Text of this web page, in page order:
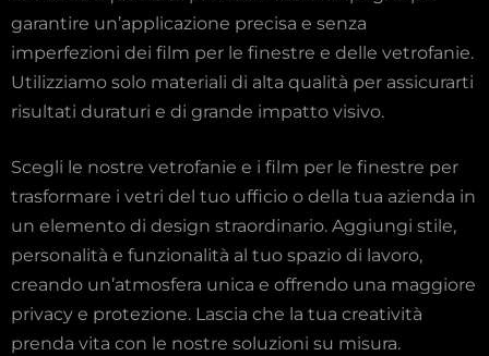
garantire un’applicazione precisa e senza
imperfezioni dei film per le finestre e delle vetrofanie.
Utilizziamo solo materiali di alta qualità per assicurarti
risultati duraturi e di grande impatto visivo.
Scegli le nostre vetrofanie e i film per le finestre per
trasformare i vetri del tuo ufficio o della tua azienda in
un elemento di design straordinario. Aggiungi stile,
personalità e funzionalità al tuo spazio di lavoro,
creando un’atmosfera unica e offrendo una maggiore
privacy e protezione. Lascia che la tua creatività
prenda vita con le nostre soluzioni su misura.